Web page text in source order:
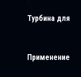
Турбина для
Применение